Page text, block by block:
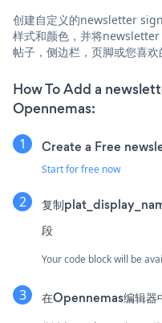
创建自定义的newsletter
样式和颜色，并将
帖子，侧边栏，页脚或您喜欢
How To Add a
Opennemas:
Create a Free
Start for free now
复制
段
Your code block will be
在Opennemas编辑器